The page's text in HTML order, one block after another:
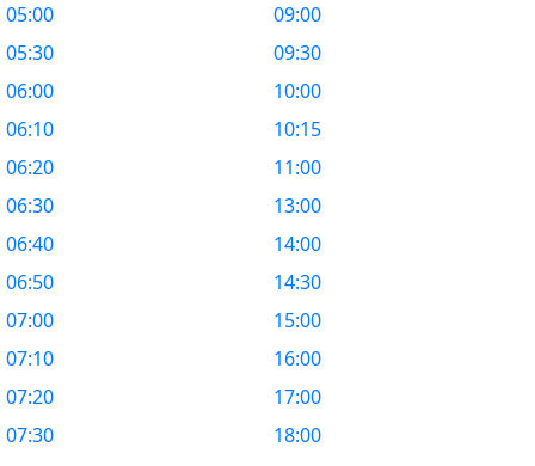
05:00
05:30
06:00
06:10
06:20
06:30
06:40
06:50
07:00
07:10
07:20
07:30
09:00
09:30
10:00
10:15
11:00
13:00
14:00
14:30
15:00
16:00
17:00
18:00